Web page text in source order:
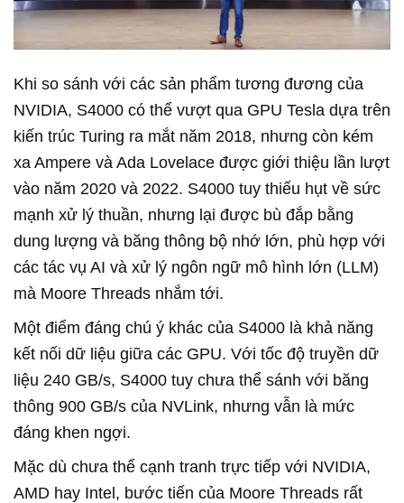
Khi so sánh với các sản phẩm tương đương của
NVIDIA, S4000 có thể vượt qua GPU Tesla dựa trên
kiến trúc Turing ra mắt năm 2018, nhưng còn kém
xa Ampere và Ada Lovelace được giới thiệu lần lượt
vào năm 2020 và 2022. S4000 tuy thiếu hụt về sức
mạnh xử lý thuần, nhưng lại được bù đắp bằng
dung lượng và băng thông bộ nhớ lớn, phù hợp với
các tác vụ AI và xử lý ngôn ngữ mô hình lớn (LLM)
mà Moore Threads nhắm tới.
Một điểm đáng chú ý khác của S4000 là khả năng
kết nối dữ liệu giữa các GPU. Với tốc độ truyền dữ
liệu 240 GB/s, S4000 tuy chưa thể sánh với băng
thông 900 GB/s của NVLink, nhưng vẫn là mức
đáng khen ngợi.
Mặc dù chưa thể cạnh tranh trực tiếp với NVIDIA,
AMD hay Intel, bước tiến của Moore Threads rất